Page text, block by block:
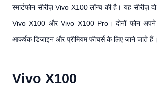
स्मार्टफोन सीरीज़ Vivo X100 लॉन्च की है। यह सीरीज़
Vivo X100 और Vivo X100 Pro। दोनों फोन अपने
आकर्षक डिजाइन और प्रीमियम फीचर्स के लिए जाने जाते हैं।
Vivo X100